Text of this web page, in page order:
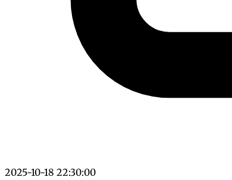
2025-10-18 22:30:00